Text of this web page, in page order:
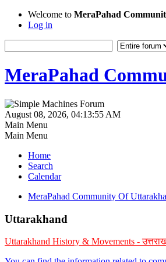
Welcome to MeraPahad
Log in
MeraPahad
August 08, 2026, 04:13:55 AM
Main Menu
Main Menu
Home
Search
Calendar
MeraPahad Community Of
Uttarakhand
Uttarakhand History & Movements -